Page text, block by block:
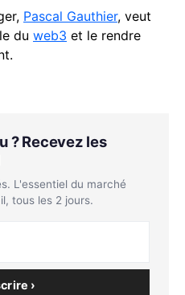
Pascal Gauthier, veut
du web3 et le rendre
? Recevez les
L'essentiel du marché
tous les 2 jours.
›